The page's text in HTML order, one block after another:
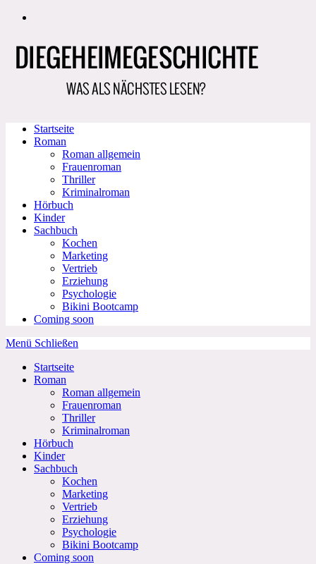
Zum
Startseite
Roman
Roman allgemein
Frauenroman
Thriller
Kriminalroman
Hörbuch
Kinder
Sachbuch
Kochen
Marketing
Vertrieb
Erziehung
Psychologie
Bikini Bootcamp
Coming soon
Menü Schließen
Startseite
Roman
Roman allgemein
Frauenroman
Thriller
Kriminalroman
Hörbuch
Kinder
Sachbuch
Kochen
Marketing
Vertrieb
Erziehung
Psychologie
Bikini Bootcamp
Coming soon